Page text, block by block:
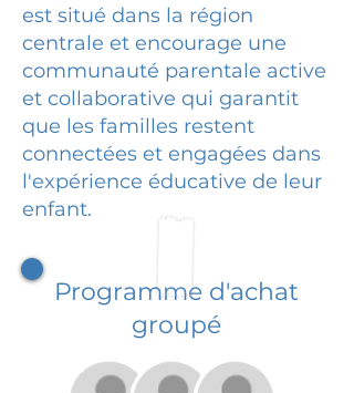
est situé dans la région
centrale et encourage une
communauté parentale active
et collaborative qui garantit
que les familles restent
connectées et engagées dans
l'expérience éducative de leur
enfant.
Programme d'achat
groupé